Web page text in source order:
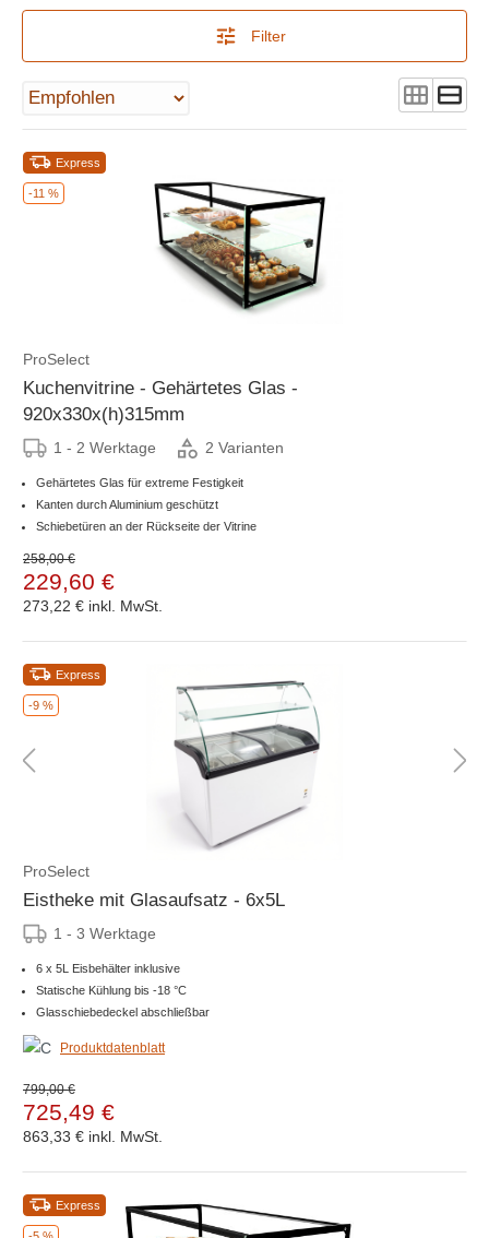
Filter
-11 %
Express
ProSelect
Kuchenvitrine - Gehärtetes Glas -
920x330x(h)315mm
1 - 2 Werktage 2 Varianten
Gehärtetes Glas für extreme Festigkeit
Kanten durch Aluminium geschützt
Schiebetüren an der Rückseite der Vitrine
258,00 €
229,60 €
273,22 € inkl. MwSt.
-9 %
Express
ProSelect
Eistheke mit Glasaufsatz - 6x5L
1 - 3 Werktage
6 x 5L Eisbehälter inklusive
Statische Kühlung bis -18 °C
Glasschiebedeckel abschließbar
Produktdatenblatt
799,00 €
725,49 €
863,33 € inkl. MwSt.
Express